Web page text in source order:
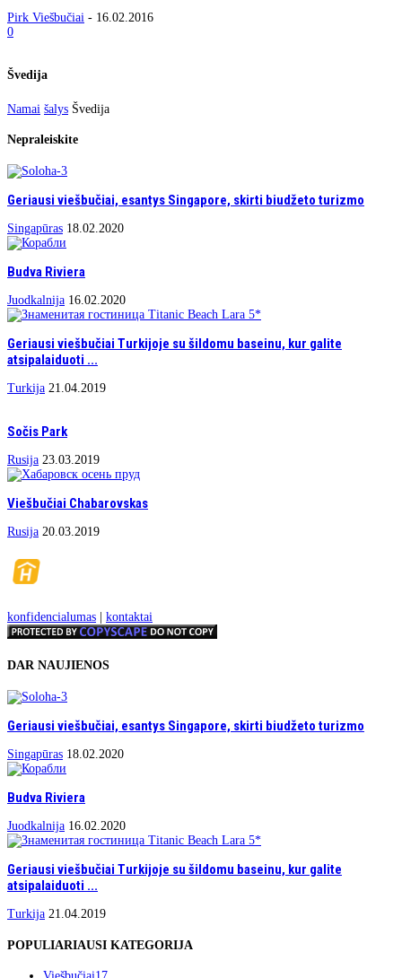
Pirk Viešbučiai - 16.02.2016
0
Švedija
Namai šalys Švedija
Nepraleiskite
Geriausi viešbučiai, esantys Singapore, skirti biudžeto turizmo
Singapūras 18.02.2020
Budva Riviera
Juodkalnija 16.02.2020
Geriausi viešbučiai Turkijoje su šildomu baseinu, kur galite
atsipalaiduoti ...
Turkija 21.04.2019
Sočis Park
Rusija 23.03.2019
Viešbučiai Chabarovskas
Rusija 20.03.2019
konfidencialumas | kontaktai
DAR NAUJIENOS
Geriausi viešbučiai, esantys Singapore, skirti biudžeto turizmo
Singapūras 18.02.2020
Budva Riviera
Juodkalnija 16.02.2020
Geriausi viešbučiai Turkijoje su šildomu baseinu, kur galite
atsipalaiduoti ...
Turkija 21.04.2019
POPULIARIAUSI KATEGORIJA